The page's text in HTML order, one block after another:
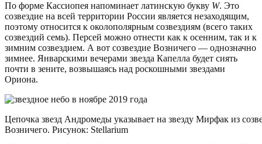
По форме Кассиопея напоминает латинскую букву W. Это
созвездие на всей территории России является незаходящим,
поэтому относится к околополярным созвездиям (всего таких
созвездий семь). Персей можно отнести как к осенним, так и к
зимним созвездием. А вот созвездие Возничего — однозначно
зимнее. Январскими вечерами звезда Капелла будет сиять
почти в зените, возвышаясь над роскошными звездами
Ориона.
Цепочка звезд Андромеды указывает на звезду Мирфак из
Возничего. Рисунок: Stellarium